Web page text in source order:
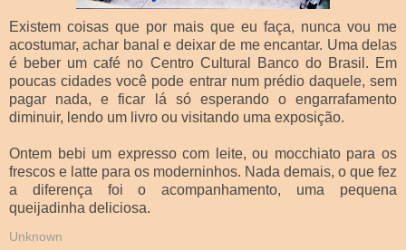
Existem coisas que por mais que eu faça, nunca vou me
acostumar, achar banal e deixar de me encantar. Uma delas
é beber um café no Centro Cultural Banco do Brasil. Em
poucas cidades você pode entrar num prédio daquele, sem
pagar nada, e ficar lá só esperando o engarrafamento
diminuir, lendo um livro ou visitando uma exposição.
Ontem bebi um expresso com leite, ou mocchiato para os
frescos e latte para os moderninhos. Nada demais, o que fez
a diferença foi o acompanhamento, uma pequena
queijadinha deliciosa.
Unknown